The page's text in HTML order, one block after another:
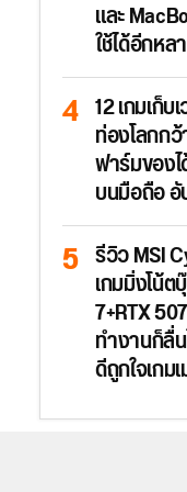
และ
ใช้ได้อีกหล
12 เกมเก็
ท่องโลกก
ฟาร์มของ
บนมือถือ
รีวิว MSI
เกมมิ่งโน้
7+RTX
ทำงานก็ลื่
ดีถูกใจเกม